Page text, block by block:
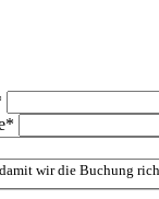
*
wir die Buchung